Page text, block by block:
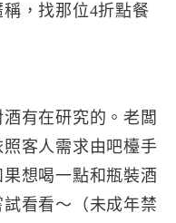
，找那位4折點餐
有在研究的。老闆
客人需求由吧檯手
想喝一點和瓶裝酒
看看～（未成年禁